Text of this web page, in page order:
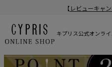
【 レビューキャ
キプリス公式オンラ